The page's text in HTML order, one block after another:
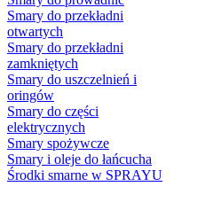
Smary do przekładni
otwartych
Smary do przekładni
zamkniętych
Smary do uszczelnień i
oringów
Smary do części
elektrycznych
Smary spożywcze
Smary i oleje do łańcucha
Środki smarne w SPRAYU